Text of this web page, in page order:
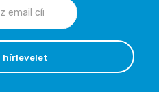
hírlevelet